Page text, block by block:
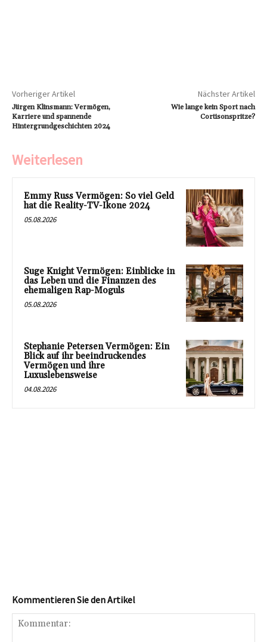
Vorheriger Artikel
Jürgen Klinsmann: Vermögen,
Karriere und spannende
Hintergrundgeschichten 2024
Nächster Artikel
Wie lange kein Sport nach
Cortisonspritze?
Weiterlesen
Emmy Russ Vermögen: So viel Geld
hat die Reality-TV-Ikone 2024
05.08.2026
Suge Knight Vermögen: Einblicke in
das Leben und die Finanzen des
ehemaligen Rap-Moguls
05.08.2026
Stephanie Petersen Vermögen: Ein
Blick auf ihr beeindruckendes
Vermögen und ihre
Luxuslebensweise
04.08.2026
Kommentieren Sie den Artikel